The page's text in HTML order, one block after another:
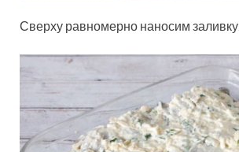
Сверху равномерно наносим заливку.